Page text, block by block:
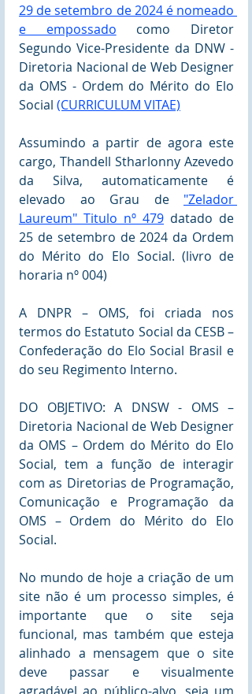
29 de setembro de 2024 é nomeado
e empossado como Diretor
Segundo Vice-Presidente da DNW -
Diretoria Nacional de Web Designer
da OMS - Ordem do Mérito do Elo
Social (CURRICULUM VITAE)
Assumindo a partir de agora este
cargo, Thandell Stharlonny Azevedo
da Silva, automaticamente é
elevado ao Grau de "Zelador
Laureum" Titulo nº 479 datado de
25 de setembro de 2024 da Ordem
do Mérito do Elo Social. (livro de
horaria nº 004)
A DNPR – OMS, foi criada nos
termos do Estatuto Social da CESB –
Confederação do Elo Social Brasil e
do seu Regimento Interno.
DO OBJETIVO: A DNSW - OMS –
Diretoria Nacional de Web Designer
da OMS – Ordem do Mérito do Elo
Social, tem a função de interagir
com as Diretorias de Programação,
Comunicação e Programação da
OMS – Ordem do Mérito do Elo
Social.
No mundo de hoje a criação de um
site não é um processo simples, é
importante que o site seja
funcional, mas também que esteja
alinhado a mensagem que o site
deve passar e visualmente